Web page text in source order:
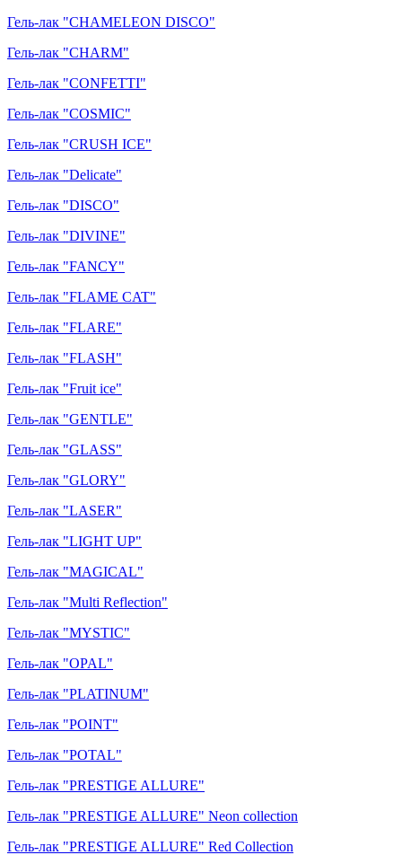
Гель-лак "CHAMELEON DISCO"
Гель-лак "CHARM"
Гель-лак "CONFETTI"
Гель-лак "COSMIC"
Гель-лак "CRUSH ICE"
Гель-лак "Delicate"
Гель-лак "DISCO"
Гель-лак "DIVINE"
Гель-лак "FANCY"
Гель-лак "FLAME CAT"
Гель-лак "FLARE"
Гель-лак "FLASH"
Гель-лак "Fruit ice"
Гель-лак "GENTLE"
Гель-лак "GLASS"
Гель-лак "GLORY"
Гель-лак "LASER"
Гель-лак "LIGHT UP"
Гель-лак "MAGICAL"
Гель-лак "Multi Reflection"
Гель-лак "MYSTIC"
Гель-лак "OPAL"
Гель-лак "PLATINUM"
Гель-лак "POINT"
Гель-лак "POTAL"
Гель-лак "PRESTIGE ALLURE"
Гель-лак "PRESTIGE ALLURE" Neon collection
Гель-лак "PRESTIGE ALLURE" Red Collection